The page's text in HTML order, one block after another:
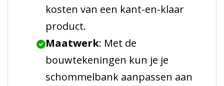
kosten van een kant-en-klaar
product.
Maatwerk: Met de
bouwtekeningen kun je je
schommelbank aanpassen aan